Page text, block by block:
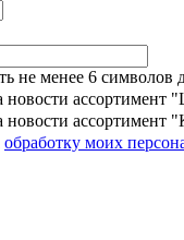
не менее 6 символов
новости
новости ассортимент
обработку моих